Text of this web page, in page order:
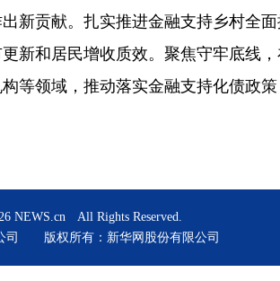
新贡献。扎实推进金融支持乡村全
新和居民增收质效。聚焦守牢底线
等领域，推动落实金融支持化债政
NEWS.cn All Rights Reserved.
司 版权所有：新华网股份有限公司